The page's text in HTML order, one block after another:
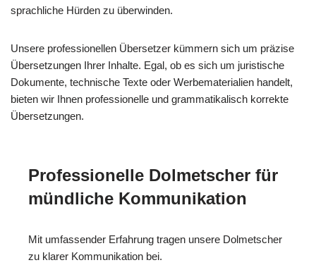
sprachliche Hürden zu überwinden.
Unsere professionellen Übersetzer kümmern sich um präzise
Übersetzungen Ihrer Inhalte. Egal, ob es sich um juristische
Dokumente, technische Texte oder Werbematerialien handelt,
bieten wir Ihnen professionelle und grammatikalisch korrekte
Übersetzungen.
Professionelle Dolmetscher für
mündliche Kommunikation
Mit umfassender Erfahrung tragen unsere Dolmetscher
zu klarer Kommunikation bei.